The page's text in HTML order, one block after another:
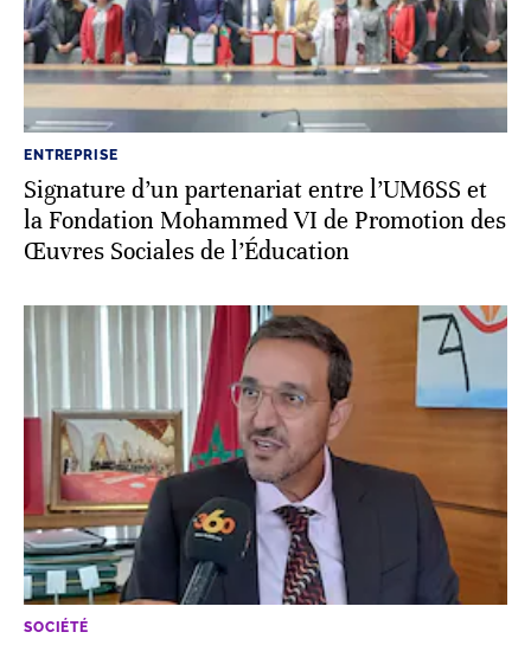
ENTREPRISE
Signature d’un partenariat entre l’UM6SS et
la Fondation Mohammed VI de Promotion des
Œuvres Sociales de l’Éducation
SOCIÉTÉ